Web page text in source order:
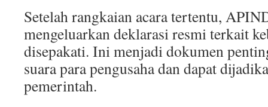
Setelah rangkaian acara tertentu,
mengeluarkan deklarasi resmi terkait
disepakati. Ini menjadi dokumen
suara para pengusaha dan dapat
pemerintah.